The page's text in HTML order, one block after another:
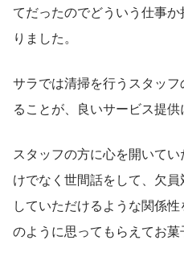
てだったのでどういう仕事
りました。
サラでは清掃を行うスタッ
ることが、良いサービス提供
スタッフの方に心を開いて
けでなく世間話をして、欠
していただけるような関係
のように思ってもらえてお